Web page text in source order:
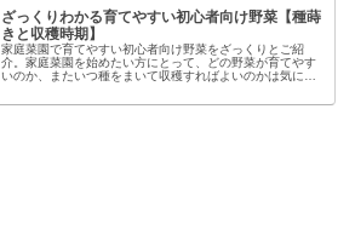
ざっくりわかる育てやすい初心者向け野菜【種蒔
きと収穫時期】
家庭菜園で育てやすい初心者向け野菜をざっくりとご紹
介。家庭菜園を始めたい方にとって、どの野菜が育てやす
いのか、またいつ種をまいて収穫すればよいのかは気にな
類でも「早生」「中生」「晩生」など...